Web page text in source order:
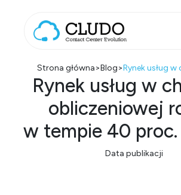
Main Navigation
Strona główna>Blog>
Rynek usług w
obliczeniowej
w tempie 40
Data publikacji